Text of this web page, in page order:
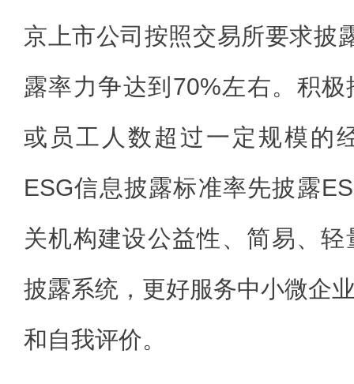
京上市公司按照交易所要求披
露率力争达到70%左右。积
或员工人数超过一定规模的
ESG信息披露标准率先披露
关机构建设公益性、简易、
披露系统，更好服务中小微企
和自我评价。